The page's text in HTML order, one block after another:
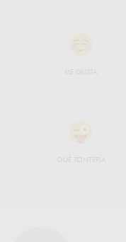
ME GUSTA
QUÉ TONTERÍA